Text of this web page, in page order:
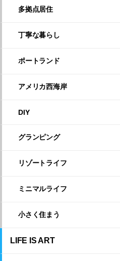
多拠点居住
丁寧な暮らし
ポートランド
アメリカ西海岸
DIY
グランピング
リゾートライフ
ミニマルライフ
小さく住まう
LIFE IS ART